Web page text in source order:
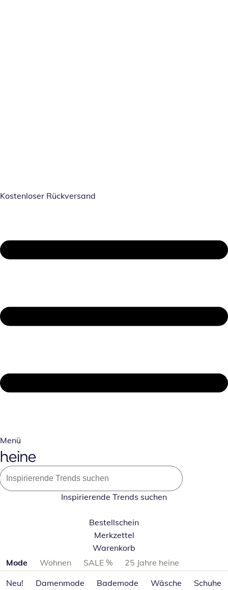
Kostenloser Rückversand
Menü
Inspirierende Trends suchen
Bestellschein
Merkzettel
Warenkorb
Produktkategorien überspringen
Mode Wohnen SALE %
25 Jahre heine
Neu!
Damenmode Bademode Wäsche Schuhe